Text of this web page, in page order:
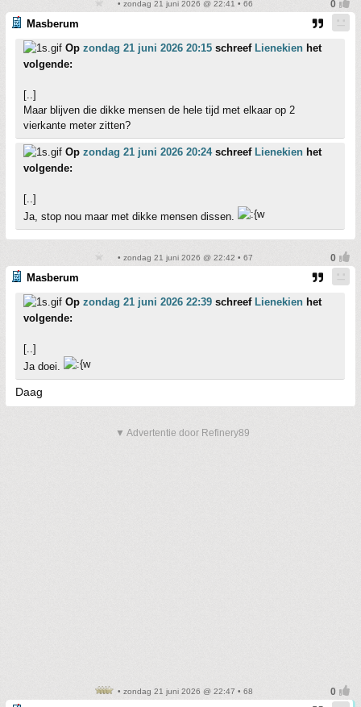
• zondag 21 juni 2026 @ 22:41 • 66
Masberum
Op zondag 21 juni 2026 20:15 schreef Lienekien het
volgende:
[..]
Maar blijven die dikke mensen de hele tijd met elkaar op 2
vierkante meter zitten?
Op zondag 21 juni 2026 20:24schreef Lienekien het
volgende:
[..]
Ja, stop nou maar met dikke mensen dissen.
• zondag 21 juni 2026 @ 22:42 • 67
Masberum
Op zondag 21 juni 2026 22:39 schreef Lienekien het
volgende:
[..]
Ja doei.
Daag
▼ Advertentie door Refinery89
• zondag 21 juni 2026 @ 22:47 • 68